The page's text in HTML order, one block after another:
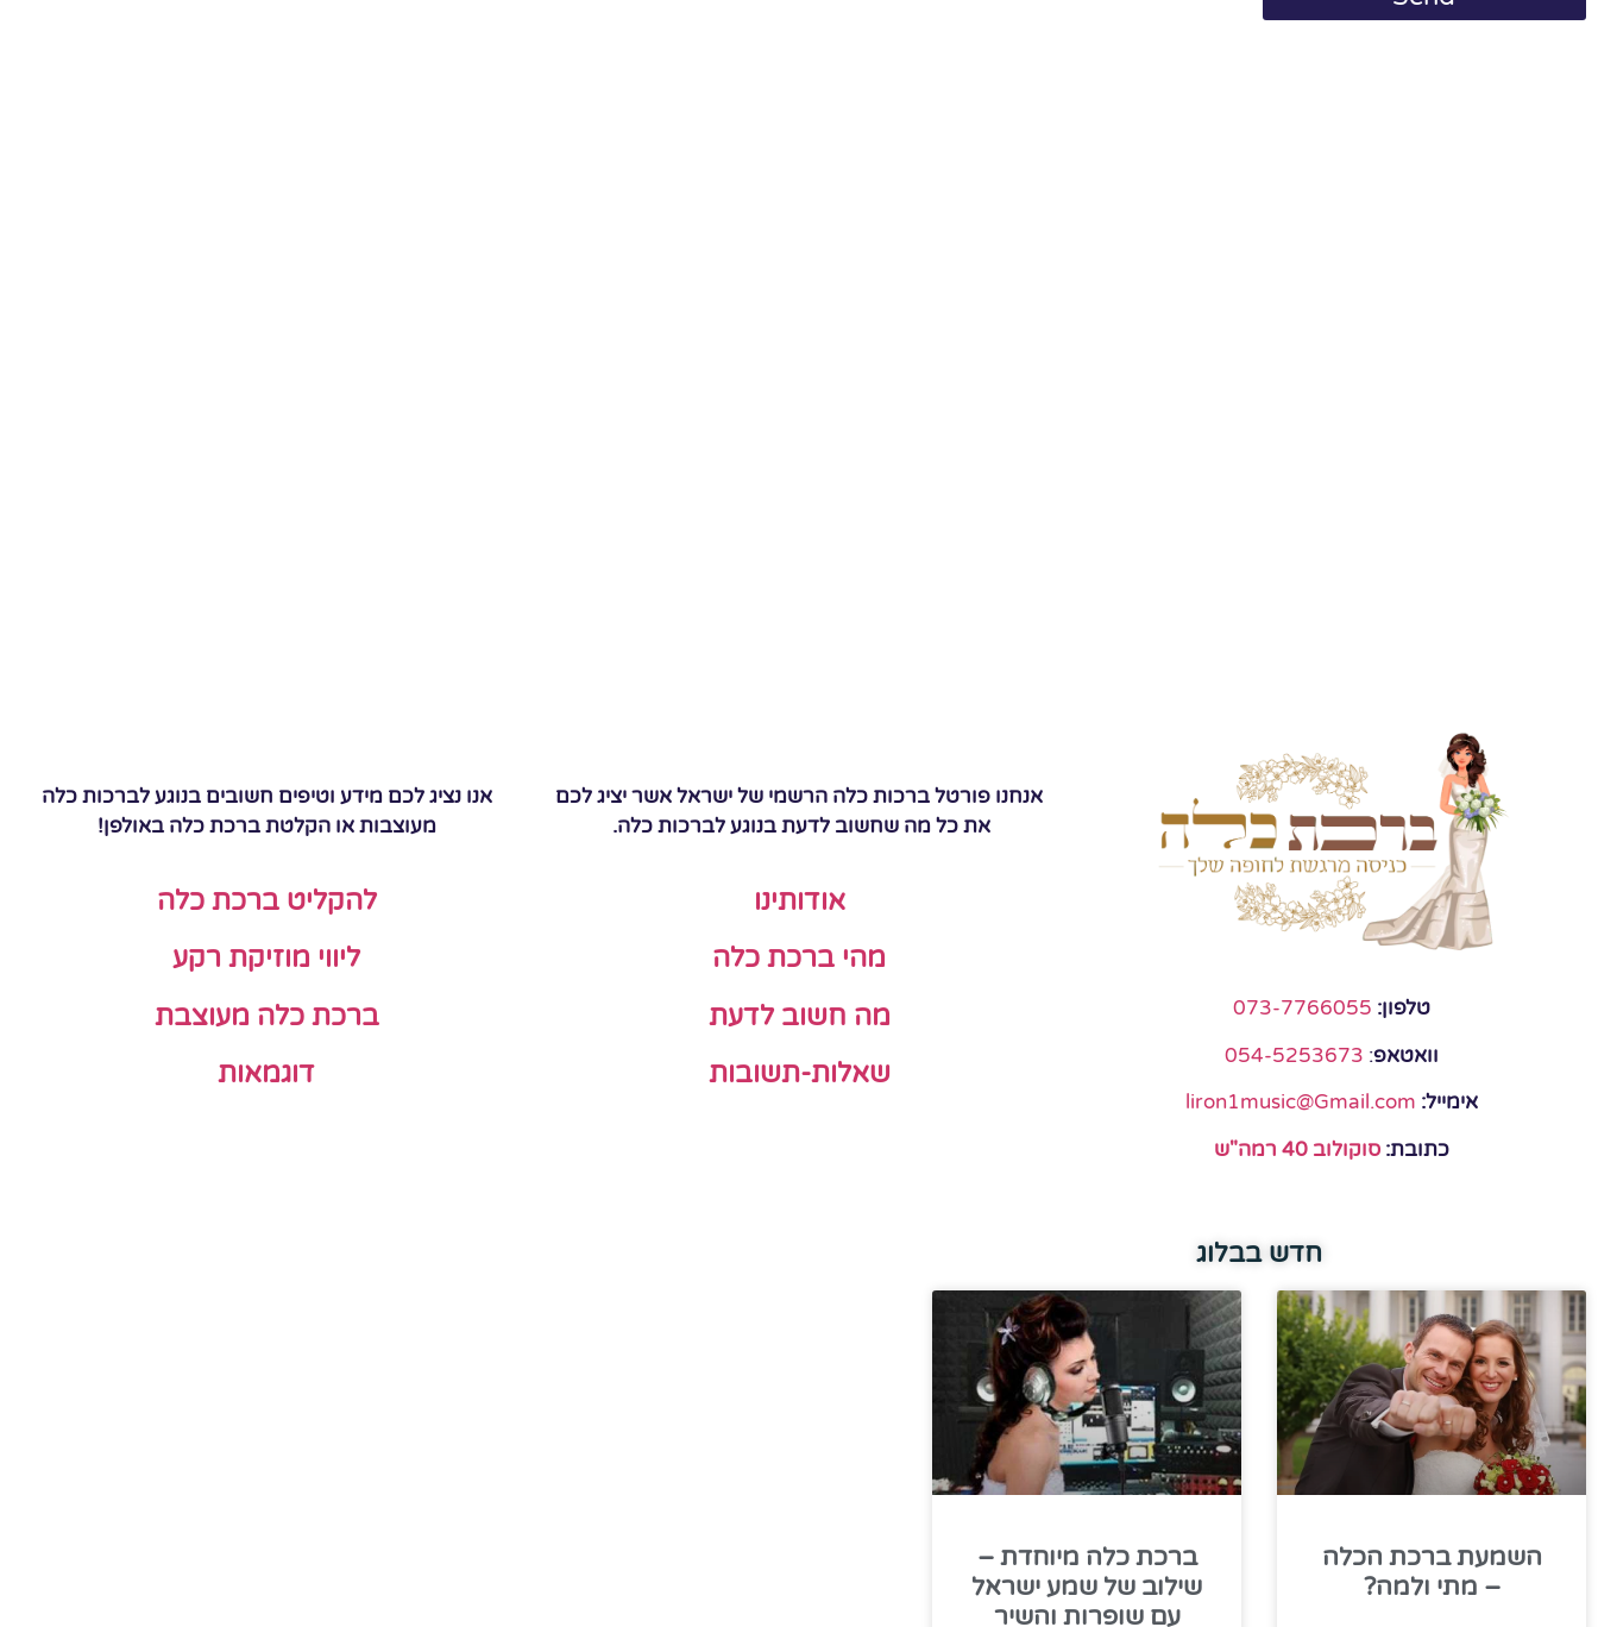
טלפון: 073-7766055
וואטאפ:
054-5253673
אימייל: liron1music@Gmail.com
כתובת: סוקולוב 40 רמה"ש
אנחנו פורטל ברכות כלה הרשמי של ישראל אשר יציג לכם
את כל מה שחשוב לדעת בנוגע לברכות כלה.
אודותינו
מהי ברכת כלה
מה חשוב לדעת
שאלות-תשובות
אנו נציג לכם מידע וטיפים חשובים בנוגע לברכות כלה
מעוצבות או הקלטת ברכת כלה באולפן!
להקליט ברכת כלה
ליווי מוזיקת רקע
ברכת כלה מעוצבת
דוגמאות
חדש בבלוג
השמעת ברכת הכלה
– מתי ולמה?
ברכת כלה מיוחדת –
שילוב של שמע ישראל
עם שופרות והשיר